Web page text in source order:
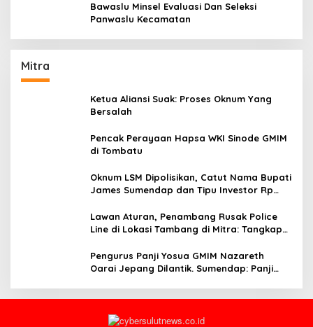
Bawaslu Minsel Evaluasi Dan Seleksi
Panwaslu Kecamatan
Mitra
Ketua Aliansi Suak: Proses Oknum Yang
Bersalah
Pencak Perayaan Hapsa WKI Sinode GMIM
di Tombatu
Oknum LSM Dipolisikan, Catut Nama Bupati
James Sumendap dan Tipu Investor Rp
Lawan Aturan, Penambang Rusak Police
Line di Lokasi Tambang di Mitra: Tangkap
Pengurus Panji Yosua GMIM Nazareth
Oarai Jepang Dilantik. Sumendap: Panji